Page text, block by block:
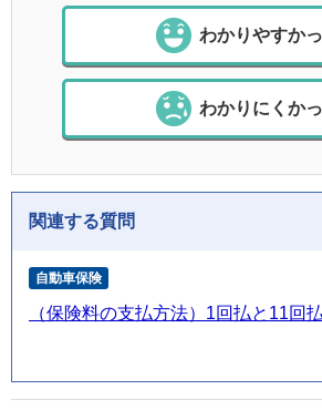
わかりやすか
わかりにくか
関連する質問
自動車保険
（保険料の支払方法）1回払と11回